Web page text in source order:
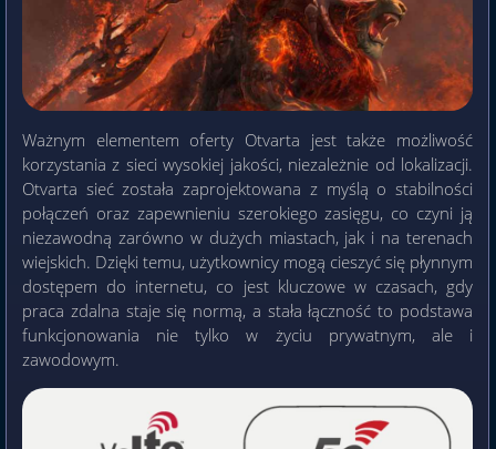
Ważnym elementem oferty Otvarta jest także możliwość
korzystania z sieci wysokiej jakości, niezależnie od lokalizacji.
Otvarta sieć została zaprojektowana z myślą o stabilności
połączeń oraz zapewnieniu szerokiego zasięgu, co czyni ją
niezawodną zarówno w dużych miastach, jak i na terenach
wiejskich. Dzięki temu, użytkownicy mogą cieszyć się płynnym
dostępem do internetu, co jest kluczowe w czasach, gdy
praca zdalna staje się normą, a stała łączność to podstawa
funkcjonowania nie tylko w życiu prywatnym, ale i
zawodowym.